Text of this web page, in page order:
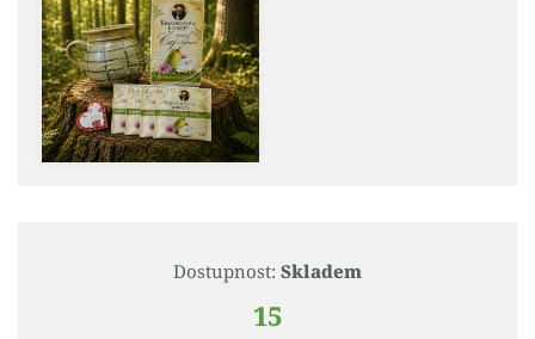
Dostupnost: Skladem
15